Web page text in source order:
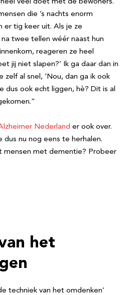
heel veel doet met de bewoners.
die ’s nachts enorm
er tig keer uit. Als je ze
twee tellen wéér naast hun
reageren ze heel
jij niet slapen?’ Ik ga daar dan in
zelf al snel, ‘Nou, dan ga ik ook
dus ook echt liggen, hè? Dit is al
Nederland er ook over.
dus nu nog eens te herhalen.
mensen met dementie? Probeer
het
techniek van het omdenken’